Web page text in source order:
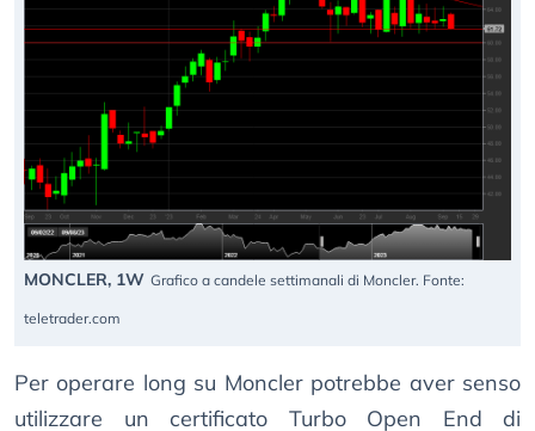
MONCLER, 1W Grafico a candele settimanali di Moncler. Fonte:
teletrader.com
Per operare long su Moncler potrebbe aver senso
utilizzare un certificato Turbo Open End di